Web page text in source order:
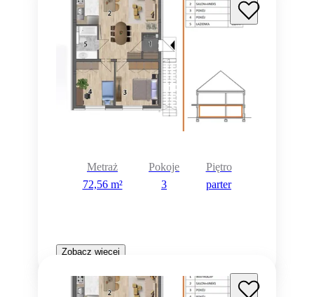
Metraż
72,56 m²
Pokoje
3
Piętro
parter
Zobacz więcej